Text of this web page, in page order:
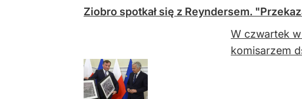
Ziobro spotkał się z Reyndersem.
W czwartek
komisarzem